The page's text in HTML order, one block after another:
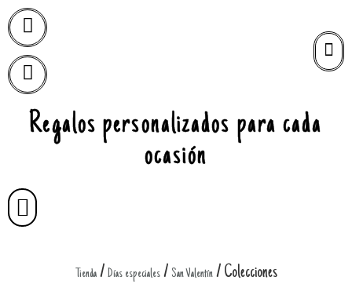
Regalos personalizados para cada
ocasión
Tienda/ Días especiales/ San Valentín/ Colecciones